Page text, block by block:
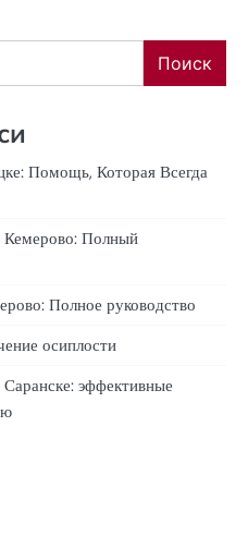
Поиск
Помощь, Которая Всегда
Кемерово: Полный
Полное руководство
осиплости
эффективные